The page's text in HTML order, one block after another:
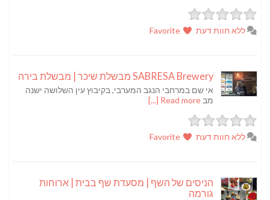
ללא חוות דעת
SABRESA Brewery מבשלת שיכר | מבשלת בירה
אי שם במרחבי הנגב המערבי, בקיבוץ עין השלושה ישנה
מבRead more [...]
ללא חוות דעת
הניסים של השף | מסעדת שף בבית | ארוחות
גורמה